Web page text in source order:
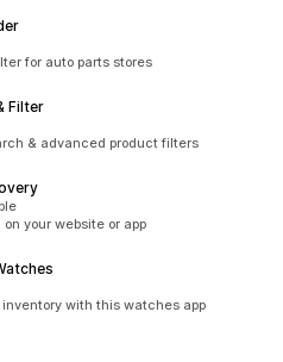
for auto parts stores
Filter
& advanced product filters
your website or app
with this watches app